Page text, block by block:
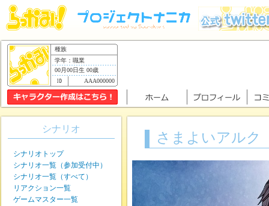
種族
学年：職業
00月00日生 00歳
AAA000000
さまよいアルク
シナリオ
シナリオトップ
シナリオ一覧（参加受付中）
シナリオ一覧（すべて）
リアクション一覧
ゲームマスター一覧